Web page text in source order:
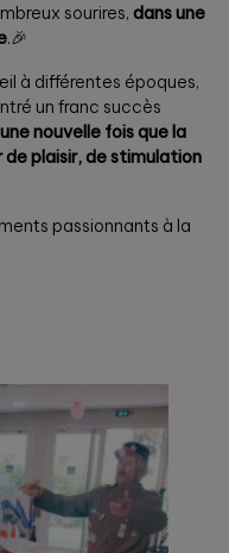
sourires, dans une
.🎉
à différentes époques,
un franc succès
nouvelle fois que la
plaisir, de stimulation
passionnants à la